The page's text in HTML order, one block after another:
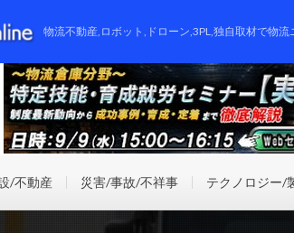
物流不動産,ロボット,ドローン,3PL,独自取材で物流
/不動産 災害/事故/不祥事 テクノロジー/